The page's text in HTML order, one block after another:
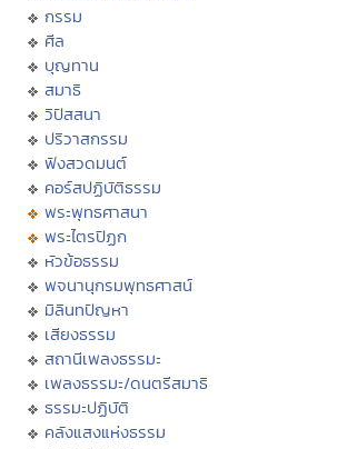
กรรม
ศีล
บุญทาน
สมาธิ
วิปัสสนา
ปริวาสกรรม
ฟังสวดมนต์
คอร์สปฏิบัติธรรม
พระพุทธศาสนา
พระไตรปิฏก
หัวข้อธรรม
พจนานุกรมพุทธศาสน์
มิลินทปัญหา
เสียงธรรม
สถานีเพลงธรรมะ
เพลงธรรมะ/ดนตรีสมาธิ
ธรรมะปฏิบัติ
คลังแสงแห่งธรรม